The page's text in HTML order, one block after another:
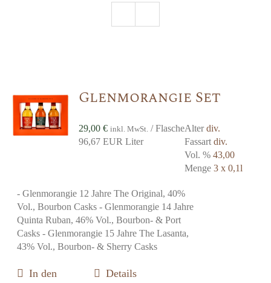
Glenmorangie Set
29,00€ inkl. MwSt. / Flasche
96,67 EUR Liter
Alterdiv.
Fassartdiv.
Vol. %43,00
Menge3 x 0,1l
- Glenmorangie 12 Jahre The Original, 40%
Vol., Bourbon Casks - Glenmorangie 14 Jahre
Quinta Ruban, 46% Vol., Bourbon- & Port
Casks - Glenmorangie 15 Jahre The Lasanta,
43% Vol., Bourbon- & Sherry Casks
In den
Details